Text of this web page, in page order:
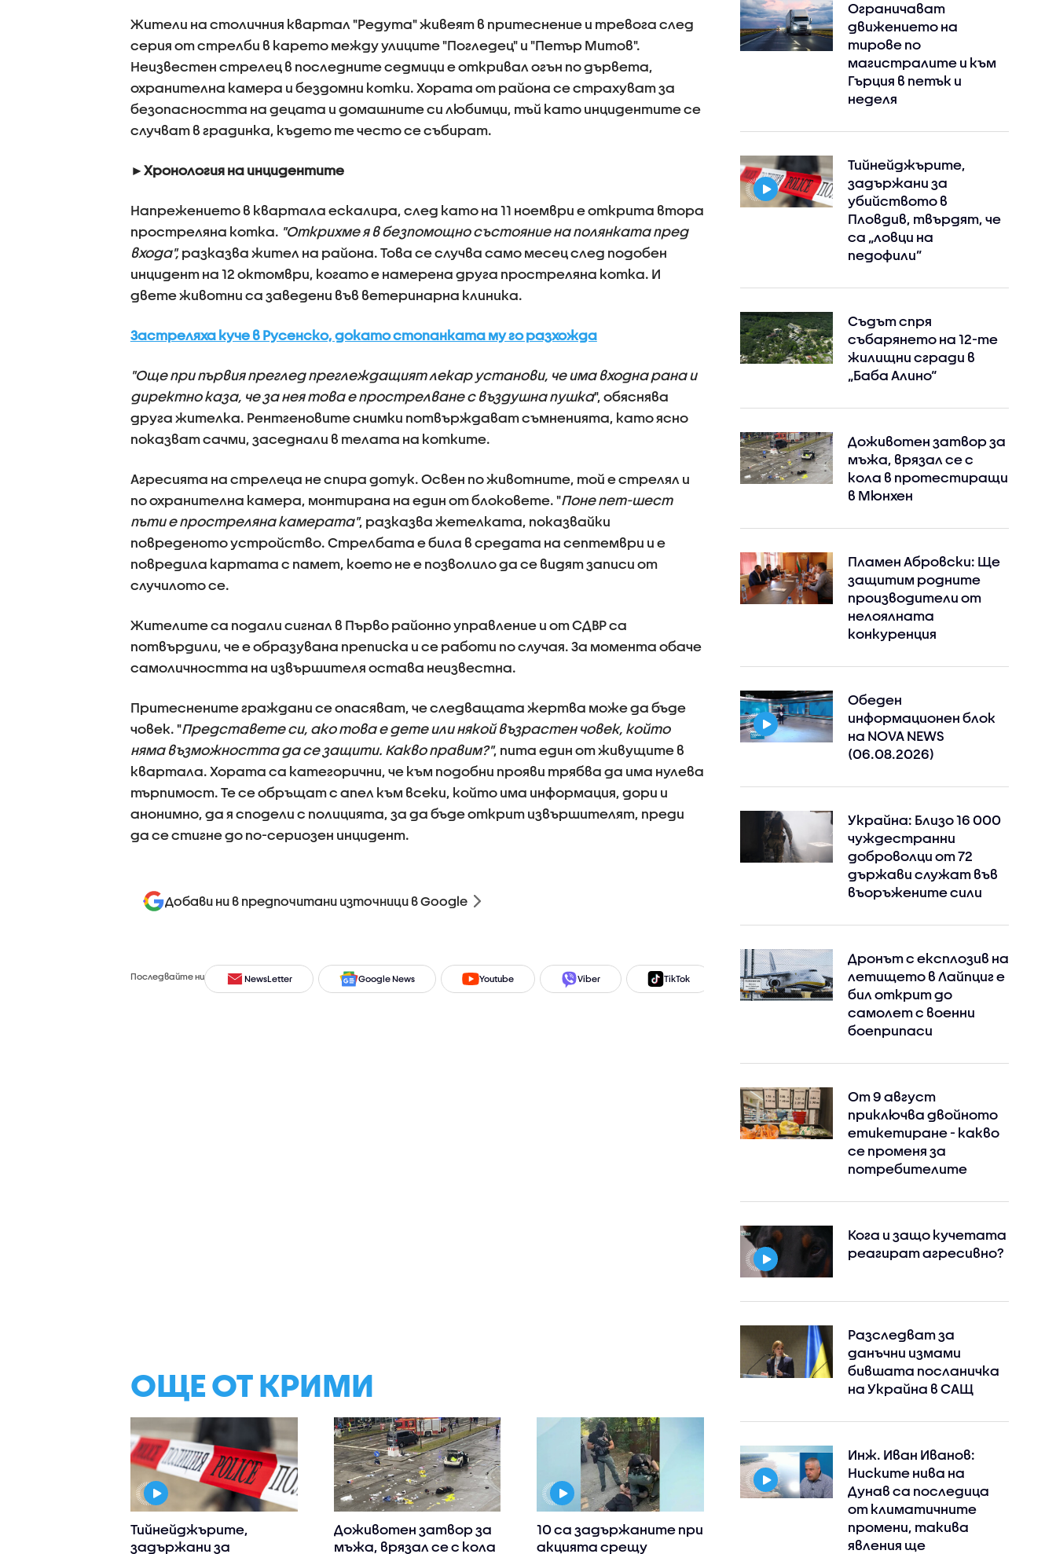
Жители на столичния квартал "Редута" живеят в притеснение и тревога след
серия от стрелби в карето между улиците "Погледец" и "Петър Митов".
Неизвестен стрелец в последните седмици е откривал огън по дървета,
охранителна камера и бездомни котки. Хората от района се страхуват за
безопасността на децата и домашните си любимци, тъй като инцидентите се
случват в градинка, където те често се събират.
►Хронология на инцидентите
Напрежението в квартала ескалира, след като на 11 ноември е открита втора
простреляна котка. "Открихме я в безпомощно състояние на полянката пред
входа",разказва жител на района. Това се случва само месец след подобен
инцидент на 12 октомври, когато е намерена друга простреляна котка. И
двете животни са заведени във ветеринарна клиника.
Застреляха куче в Русенско, докато стопанката му го разхожда
"Още при първия преглед преглеждащият лекар установи, че има входна рана и
директно каза, че за нея това е прострелване с въздушна пушка", обяснява
друга жителка. Рентгеновите снимки потвърждават съмненията, като ясно
показват сачми, заседнали в телата на котките.
Агресията на стрелеца не спира дотук. Освен по животните, той е стрелял и
по охранителна камера, монтирана на един от блоковете. "Поне пет-шест
пъти е простреляна камерата", разказва жетелката, показвайки
повреденото устройство. Стрелбата е била в средата на септември и е
повредила картата с памет, което не е позволило да се видят записи от
случилото се.
Жителите са подали сигнал в Първо районно управление и от СДВР са
потвърдили, че е образувана преписка и се работи по случая. За момента обаче
самоличността на извършителя остава неизвестна.
Притеснените граждани се опасяват, че следващата жертва може да бъде
човек. "Представете си, ако това е дете или някой възрастен човек, който
няма възможността да се защити. Какво правим?", пита един от живущите в
квартала. Хората са категорични, че към подобни прояви трябва да има нулева
търпимост. Те се обръщат с апел към всеки, който има информация, дори и
анонимно, да я сподели с полицията, за да бъде открит извършителят, преди
да се стигне до по-сериозен инцидент.
Добави ни в предпочитани източници в Google
Последвайте ни NewsLetter Google News Youtube Viber TikTok Instagram Facebook
ОЩЕ ОТ КРИМИ
Тийнейджърите,
задържани за
Доживотен затвор за
мъжа, врязал се с кола
10 са задържаните при
акцията срещу
Ограничават
движението на
тирове по
магистралите и към
Гърция в петък и
неделя
Тийнейджърите,
задържани за
убийството в
Пловдив, твърдят, че
са „ловци на
педофили”
Съдът спря
събарянето на 12-те
жилищни сгради в
„Баба Алино“
Доживотен затвор за
мъжа, врязал се с
кола в протестиращи
в Мюнхен
Пламен Абровски: Ще
защитим родните
производители от
нелоялната
конкуренция
Обеден
информационен блок
на NOVA NEWS
(06.08.2026)
Украйна: Близо 16 000
чуждестранни
доброволци от 72
държави служат във
въоръжените сили
Дронът с експлозив на
летището в Лайпциг е
бил открит до
самолет с военни
боеприпаси
От 9 август
приключва двойното
етикетиране - какво
се променя за
потребителите
Кога и защо кучетата
реагират агресивно?
Разследват за
данъчни измами
бившата посланичка
на Украйна в САЩ
Инж. Иван Иванов:
Ниските нива на
Дунав са последица
от климатичните
промени, такива
явления ще